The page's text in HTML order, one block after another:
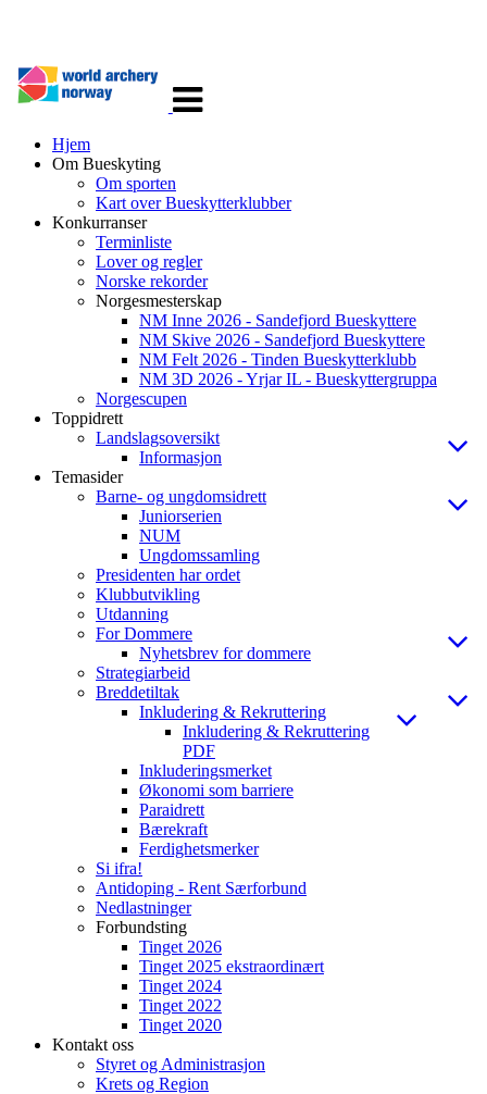
navigasjon
Hjem
Om Bueskyting
Om sporten
Kart over Bueskytterklubber
Konkurranser
Terminliste
Lover og regler
Norske rekorder
Norgesmesterskap
NM Inne 2026 - Sandefjord Bueskyttere
NM Skive 2026 - Sandefjord Bueskyttere
NM Felt 2026 - Tinden Bueskytterklubb
NM 3D 2026 - Yrjar IL - Bueskyttergruppa
Norgescupen
Toppidrett
Landslagsoversikt
Informasjon
Temasider
Barne- og ungdomsidrett
Juniorserien
NUM
Ungdomssamling
Presidenten har ordet
Klubbutvikling
Utdanning
For Dommere
Nyhetsbrev for dommere
Strategiarbeid
Breddetiltak
Inkludering & Rekruttering
Inkludering & Rekruttering
PDF
Inkluderingsmerket
Økonomi som barriere
Paraidrett
Bærekraft
Ferdighetsmerker
Si ifra!
Antidoping - Rent Særforbund
Nedlastninger
Forbundsting
Tinget 2026
Tinget 2025 ekstraordinært
Tinget 2024
Tinget 2022
Tinget 2020
Kontakt oss
Styret og Administrasjon
Krets og Region